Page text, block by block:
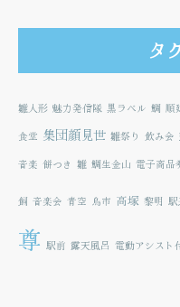
タ
雛人形 魅力発信隊 黒ラベル 鯛 順
食堂 集団顔見世 雛祭り 飲み会
音楽 餅つき 雛 鯛生金山 電子商品
飼 音楽会 青空 鳥市 高塚 黎明 駅
尊 駅前 露天風呂 電動アシスト